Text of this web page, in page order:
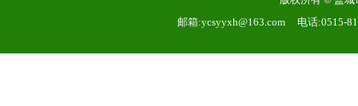
邮箱:ycsyyxh@163.com 电话:0515-